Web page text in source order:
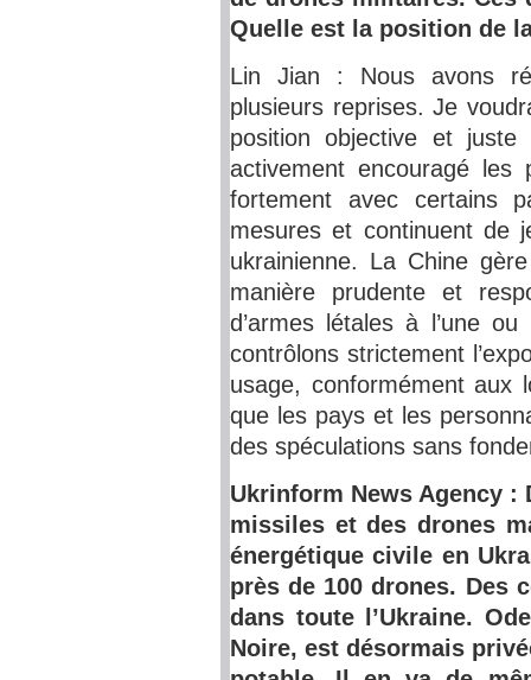
Quelle est la position de
Lin Jian : Nous avons
plusieurs reprises. Je
position objective et
activement encouragé
fortement avec certains
mesures et continuent de
ukrainienne. La Chine
manière prudente et
d’armes létales à l’une
contrôlons strictement
usage, conformément aux
que les pays et les
des spéculations sans
Ukrinform News Agency :
missiles et des drones
énergétique civile en
près de 100 drones. Des
dans toute l’Ukraine.
Noire, est désormais